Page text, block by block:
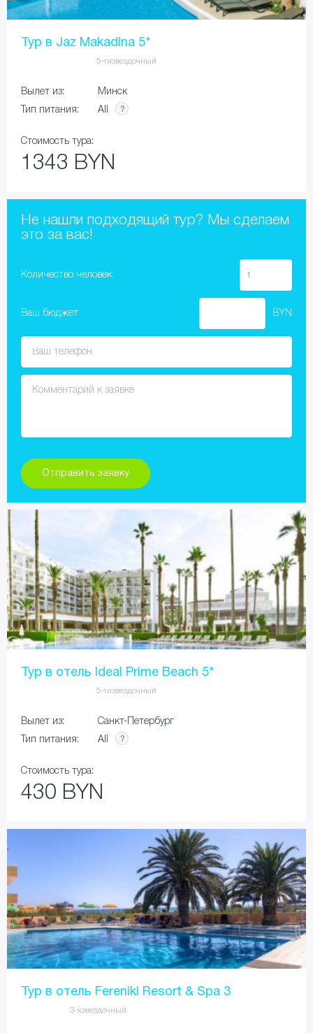
Тур в Jaz Makadina 5*
5-тизвездочный
Вылет из:
Минск
Тип питания:
All
Стоимость тура:
1343 BYN
Не нашли подходящий тур? Мы сделаем
это за вас!
Количество человек:
Ваш бюджет BYN
Тур в отель Ideal Prime Beach 5*
5-тизвездочный
Вылет из:
Санкт-Петербург
Тип питания:
All
Стоимость тура:
430 BYN
Тур в отель Fereniki Resort & Spa 3
3-хзвездочный